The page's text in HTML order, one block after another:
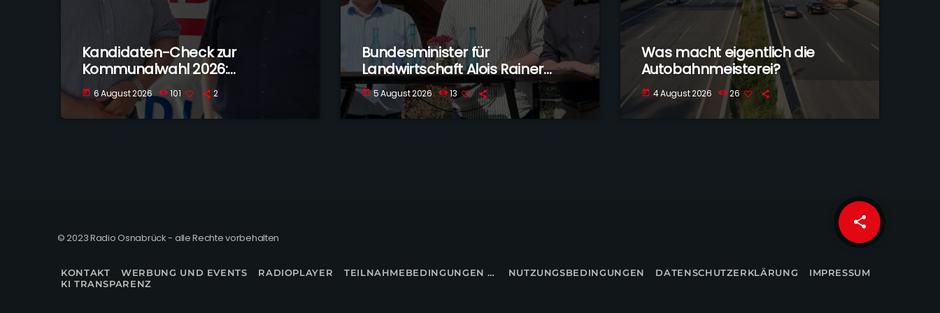
share
email
Kandidaten-Check zur
Kommunalwahl 2026:
Georgsmarienhütte
today 6 August 2026 101 2
Bundesminister für
Landwirtschaft Alois Rainer
besucht Voltlage-Weese
today 5 August 2026 13
Was macht eigentlich die
Autobahnmeisterei?
today 4 August 2026 26
© 2023 Radio Osnabrück - alle Rechte vorbehalten
KONTAKT WERBUNG UND EVENTS RADIOPLAYER TEILNAHMEBEDINGUNGEN FÜR GEWINNSPIELE NUTZUNGSBEDINGUNGEN DATENSCHUTZERKLÄRUNG
IMPRESSUM
KI TRANSPARENZ